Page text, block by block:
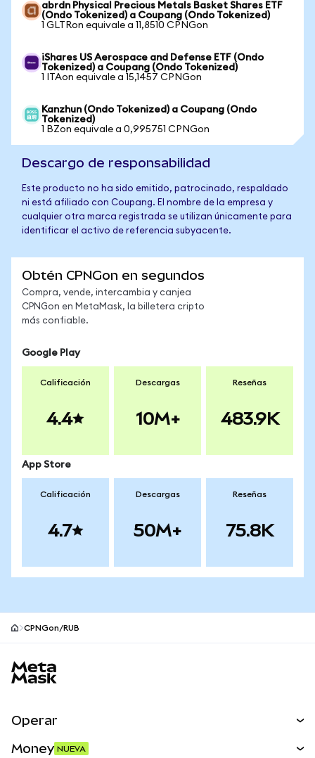
abrdn Physical Precious Metals Basket Shares ETF
(Ondo Tokenized) a Coupang (Ondo Tokenized)
1 GLTRon equivale a 11,8510 CPNGon
iShares US Aerospace and Defense ETF (Ondo
Tokenized) a Coupang (Ondo Tokenized)
1 ITAon equivale a 15,1457 CPNGon
Kanzhun (Ondo Tokenized) a Coupang (Ondo
Tokenized)
1 BZon equivale a 0,995751 CPNGon
Descargo de responsabilidad
Este producto no ha sido emitido, patrocinado, respaldado
ni está afiliado con Coupang. El nombre de la empresa y
cualquier otra marca registrada se utilizan únicamente para
identificar el activo de referencia subyacente.
Obtén CPNGon en segundos
Compra, vende, intercambia y canjea
CPNGon en MetaMask, la billetera cripto
más confiable.
Google Play
Calificación
4.4
Descargas
10M+
Reseñas
483.9K
App Store
Calificación
4.7
Descargas
50M+
Reseñas
75.8K
CPNGon/RUB
Operar
Money NUEVA